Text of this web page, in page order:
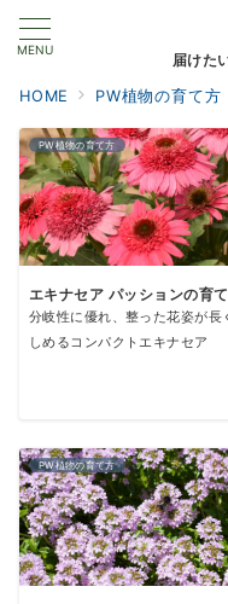
MENU
届けた
HOME PW植物の育て方
PW植物の育て方
エキナセア パッションの育
分岐性に優れ、整った花姿が長
しめるコンパクトエキナセア
PW植物の育て方